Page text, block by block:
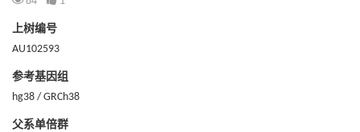
上树编号
AU102593
参考基因组
hg38 / GRCh38
父系单倍群